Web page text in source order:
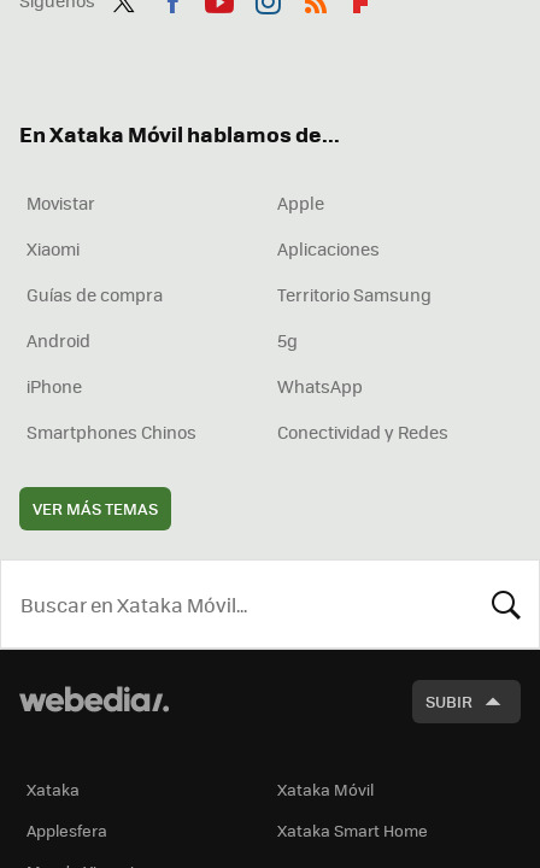
En Xataka Móvil hablamos de...
Movistar
Apple
Xiaomi
Aplicaciones
Guías de compra
Territorio Samsung
Android
5g
iPhone
WhatsApp
Smartphones Chinos
Conectividad y Redes
VER MÁS TEMAS
SUBIR
Xataka
Xataka Móvil
Applesfera
Xataka Smart Home